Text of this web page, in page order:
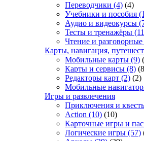
Переводчики (4) (4)
Учебники и пособия
Аудио и видеокурсы
Тесты и тренажёры
Чтение и
Карты, навигация,
Мобильные карты (9)
Карты и сервисы (8)
Редакторы карт (2) (2)
Мобильные
Игры и развлечения
Приключения и
Action (10) (10)
Карточные игры и
Логические игры (57)